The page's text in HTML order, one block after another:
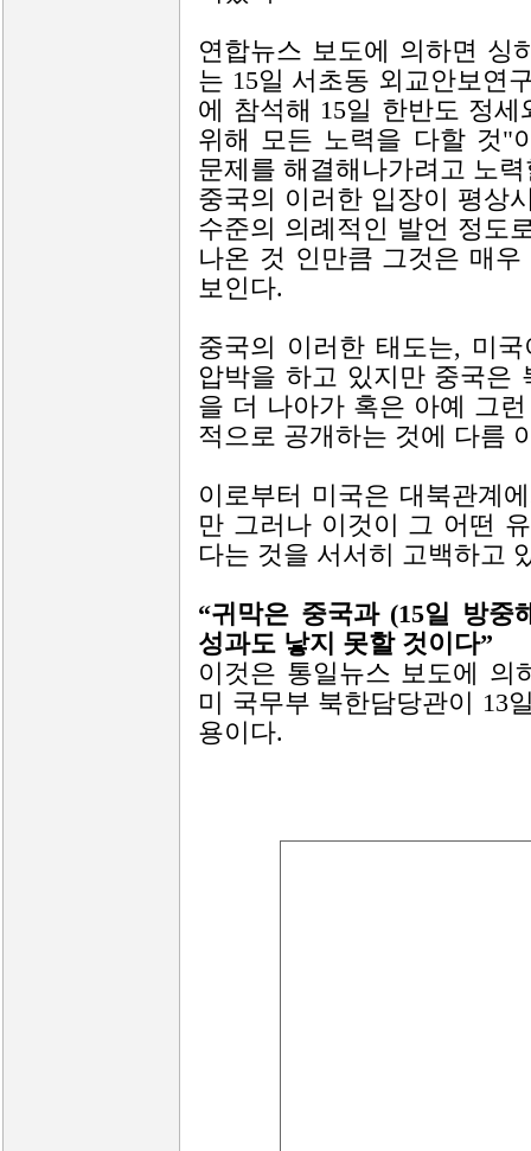
연합뉴스 보도에 의하면 싱
는 15일 서초동 외교안보연
에 참석해 15일 한반도 정
위해 모든 노력을 다할 것"
문제를 해결해나가려고 노
중국의 이러한 입장이 평상
수준의 의례적인 발언 정도
나온 것 인만큼 그것은 매
보인다.
중국의 이러한 태도는, 미
압박을 하고 있지만 중국은
을 더 나아가 혹은 아예 그
적으로 공개하는 것에 다름
이로부터 미국은 대북관계
만 그러나 이것이 그 어떤
다는 것을 서서히 고백하고
“귀막은 중국과 (15일 방중
성과도 낳지 못할 것이다”
이것은 통일뉴스 보도에
미 국무부 북한담당관이 13
용이다.